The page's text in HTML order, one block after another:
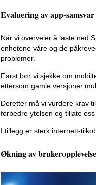
Evaluering av app-samsvar
Når vi overveier å laste ned
enhetene våre og de
problemer.
Først bør vi sjekke om
ettersom gamle versjoner
Deretter må vi vurdere krav
forbedre ytelsen og tillate
I tillegg er sterk internett-
Økning av